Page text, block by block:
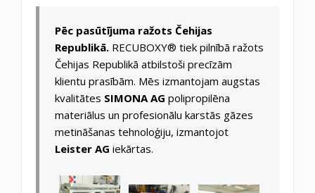
Pēc pasūtījuma ražots Čehijas
Republikā. RECUBOXY® tiek pilnībā ražots
Čehijas Republikā atbilstoši precīzām
klientu prasībām. Mēs izmantojam augstas
kvalitātes SIMONA AG polipropilēna
materiālus un profesionālu karstās gāzes
metināšanas tehnoloģiju, izmantojot
Leister AG iekārtas.